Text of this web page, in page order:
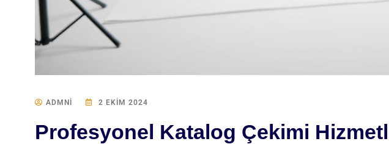
ADMNI 2 EKIM 2024
Profesyonel Katalog Çekimi